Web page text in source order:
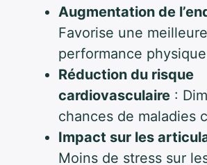
Augmentation de
Favorise une meilleure
performance
Réduction du risque
cardiovasculaire :
chances de maladies
Impact sur les
Moins de stress sur